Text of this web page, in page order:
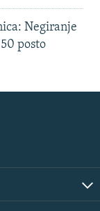
Negiranje
posto